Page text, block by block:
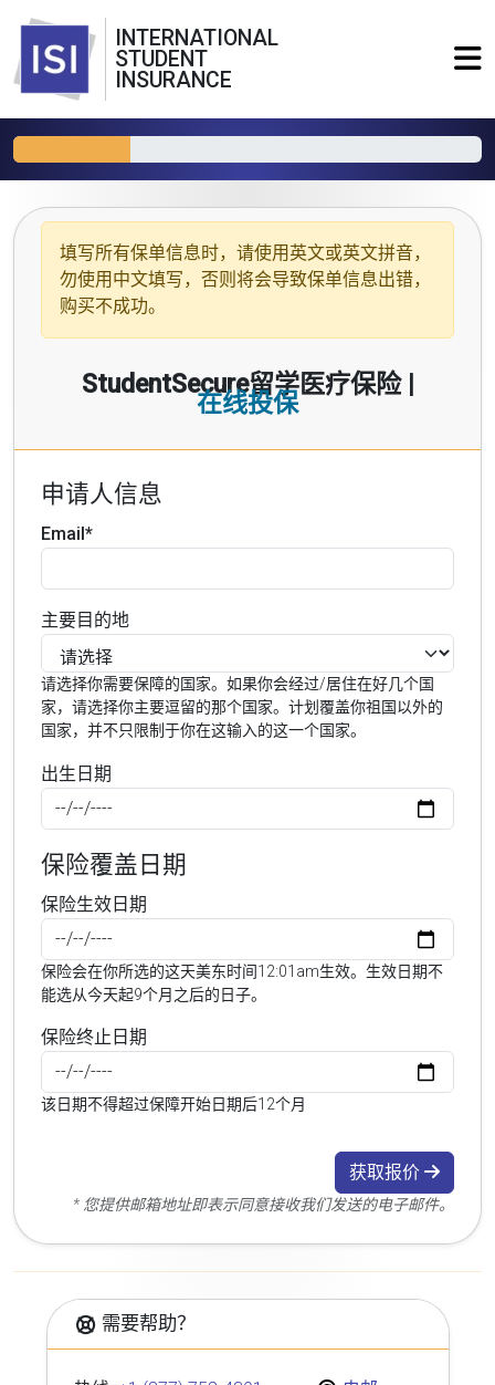
INTERNATIONAL
STUDENT
INSURANCE
填写所有保单信息时，请使用 英文或英文拼音，
勿使用中文填写，否则将会导致保单信息出错，
购买不成功。
StudentSecure留学医疗保险 |
在线投保
申请人信息
Email*
主要目的地
请选择你需要保障的国家。如果你会经过/居住在好几个国
家，请选择你主要逗留的那个国家。计划覆盖你祖国以外的
国家，并不只限制于你在这输入的这一个国家。
出生日期
保险覆盖日期
保险生效日期
保险会在你所选的这天美东时间12:01am生效。生效日期不
能选从今天起9个月之后的日子。
保险终止日期
该日期不得超过保障开始日期后12个月
获取报价
* 您提供邮箱地址即表示同意接收我们发送的电子邮件。
需要帮助？